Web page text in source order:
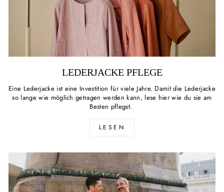
LEDERJACKE PFLEGE
Eine Lederjacke ist eine Investition für viele Jahre. Damit die Lederjacke
so lange wie möglich getragen werden kann, lese hier wie du sie am
Besten pflegst.
LESEN